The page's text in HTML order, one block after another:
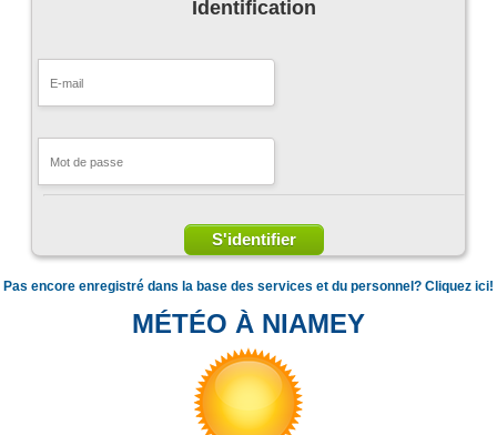
Identification
Pas encore enregistré dans la base des services et du personnel? Cliquez ici!
MÉTÉO À NIAMEY